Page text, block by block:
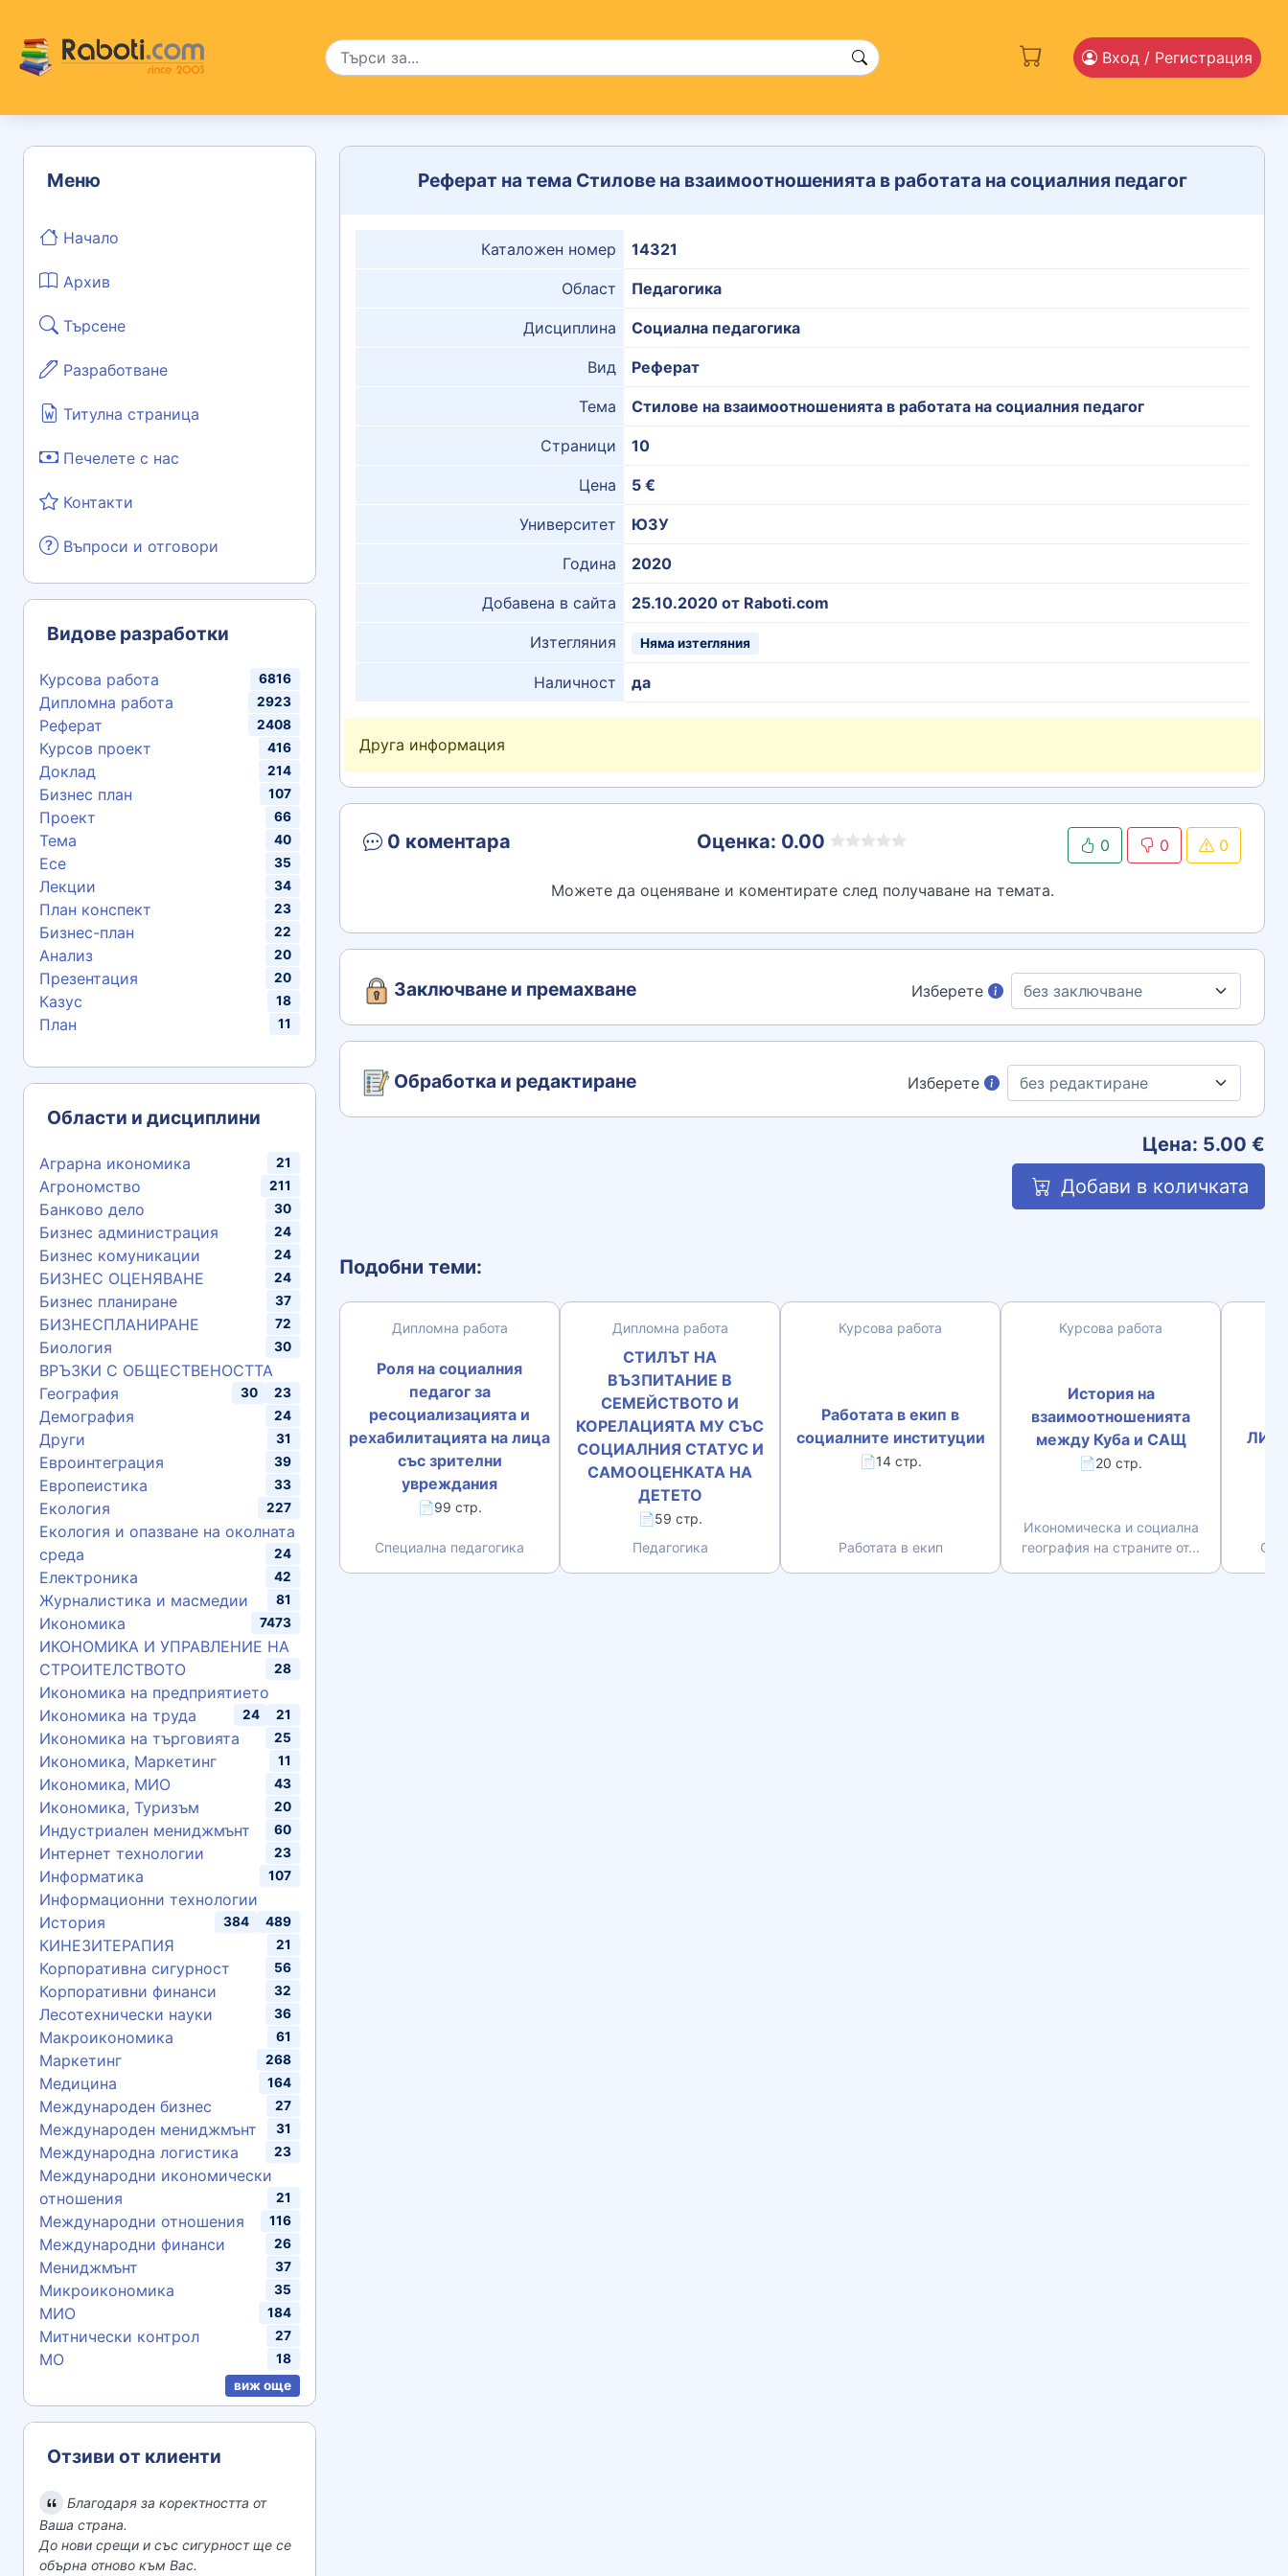
Вход / Регистрация
Меню
Начало
Архив
Търсене
Разработване
Титулна страница
Печелете с нас
Контакти
Въпроси и отговори
Видове разработки
Курсова работа 6816
Дипломна работа 2923
Реферат 2408
Курсов проект 416
Доклад 214
Бизнес план 107
Проект 66
Тема 40
Есе 35
Лекции 34
План конспект 23
Бизнес-план 22
Анализ 20
Презентация 20
Казус 18
План 11
Области и дисциплини
Аграрна икономика 21
Агрономство 211
Банково дело 30
Бизнес администрация 24
Бизнес комуникации 24
БИЗНЕС ОЦЕНЯВАНЕ 24
Бизнес планиране 37
БИЗНЕСПЛАНИРАНЕ 72
Биология 30
ВРЪЗКИ С ОБЩЕСТВЕНОСТТА
23
География 30
Демография 24
Други 31
Евроинтеграция 39
Европеистика 33
Екология 227
Екология и опазване на околната
среда
24
Електроника 42
Журналистика и масмедии 81
Икономика 7473
ИКОНОМИКА И УПРАВЛЕНИЕ НА
СТРОИТЕЛСТВОТО
28
Икономика на предприятието
21
Икономика на труда 24
Икономика на търговията 25
Икономика, Маркетинг 11
Икономика, МИО 43
Икономика, Туризъм 20
Индустриален мениджмънт 60
Интернет технологии 23
Информатика 107
Информационни технологии
489
История 384
КИНЕЗИТЕРАПИЯ 21
Корпоративна сигурност 56
Корпоративни финанси 32
Лесотехнически науки 36
Макроикономика 61
Маркетинг 268
Медицина 164
Международен бизнес 27
Международен мениджмънт 31
Международна логистика 23
Международни икономически
отношения
21
Международни отношения 116
Международни финанси 26
Мениджмънт 37
Микроикономика 35
МИО 184
Митнически контрол 27
МО
18
виж още
Отзиви от клиенти
Благодаря за коректността от
Ваша страна.
До нови срещи и със сигурност ще се
обърна отново към Вас.
Реферат на тема Стилове на взаимоотношенията в работата на социалния педагог
Каталожен номер 14321
Област Педагогика
Дисциплина Социална педагогика
Вид Реферат
Тема Стилове на взаимоотношенията в работата на социалния педагог
Страници 10
Цена 5 €
Университет ЮЗУ
Година 2020
Добавена в сайта 25.10.2020 от Raboti.com
Изтегляния Няма изтегляния
Наличност да
Друга информация
0 коментара Оценка: 0.00 0 0 0
Можете да оценяване и коментирате след получаване на темата.
Заключване и премахване Изберете
Обработка и редактиране Изберете
Цена: 5.00 €
Добави в количката
Подобни теми:
Дипломна работа
Роля на социалния
педагог за
ресоциализацията и
рехабилитацията на лица
със зрителни
увреждания
📄99 стр.
Специална педагогика
Дипломна работа
СТИЛЪТ НА
ВЪЗПИТАНИЕ В
СЕМЕЙСТВОТО И
КОРЕЛАЦИЯТА МУ СЪС
СОЦИАЛНИЯ СТАТУС И
САМООЦЕНКАТА НА
ДЕТЕТО
📄59 стр.
Педагогика
Курсова работа
Работата в екип в
социалните институции
📄14 стр.
Работата в екип
Курсова работа
История на
взаимоотношенията
между Куба и САЩ
📄20 стр.
Икономическа и социална
география на страните от...